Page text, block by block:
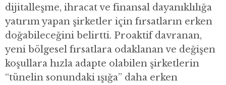
dijitalleşme, ihracat ve finansal dayanıklılığa
yatırım yapan şirketler için fırsatların erken
doğabileceğini belirtti. Proaktif davranan,
yeni bölgesel fırsatlara odaklanan ve değişen
koşullara hızla adapte olabilen şirketlerin
“tünelin sonundaki ışığa” daha erken